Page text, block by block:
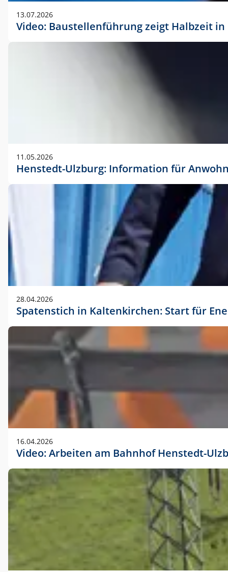
13.07.2026
Video: Baustellenführung zeigt Halbzeit
11.05.2026
Henstedt-Ulzburg: Information für
28.04.2026
Spatenstich in Kaltenkirchen: Start für
16.04.2026
Video: Arbeiten am Bahnhof Henstedt-